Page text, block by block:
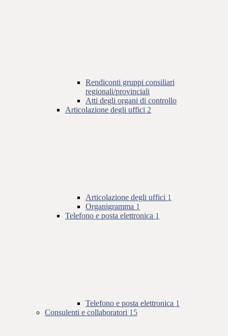
Rendiconti gruppi consiliari
regionali/provinciali
Atti degli organi di controllo
Articolazione degli uffici 2
Articolazione degli uffici 1
Organigramma 1
Telefono e posta elettronica 1
Telefono e posta elettronica 1
Consulenti e collaboratori 15